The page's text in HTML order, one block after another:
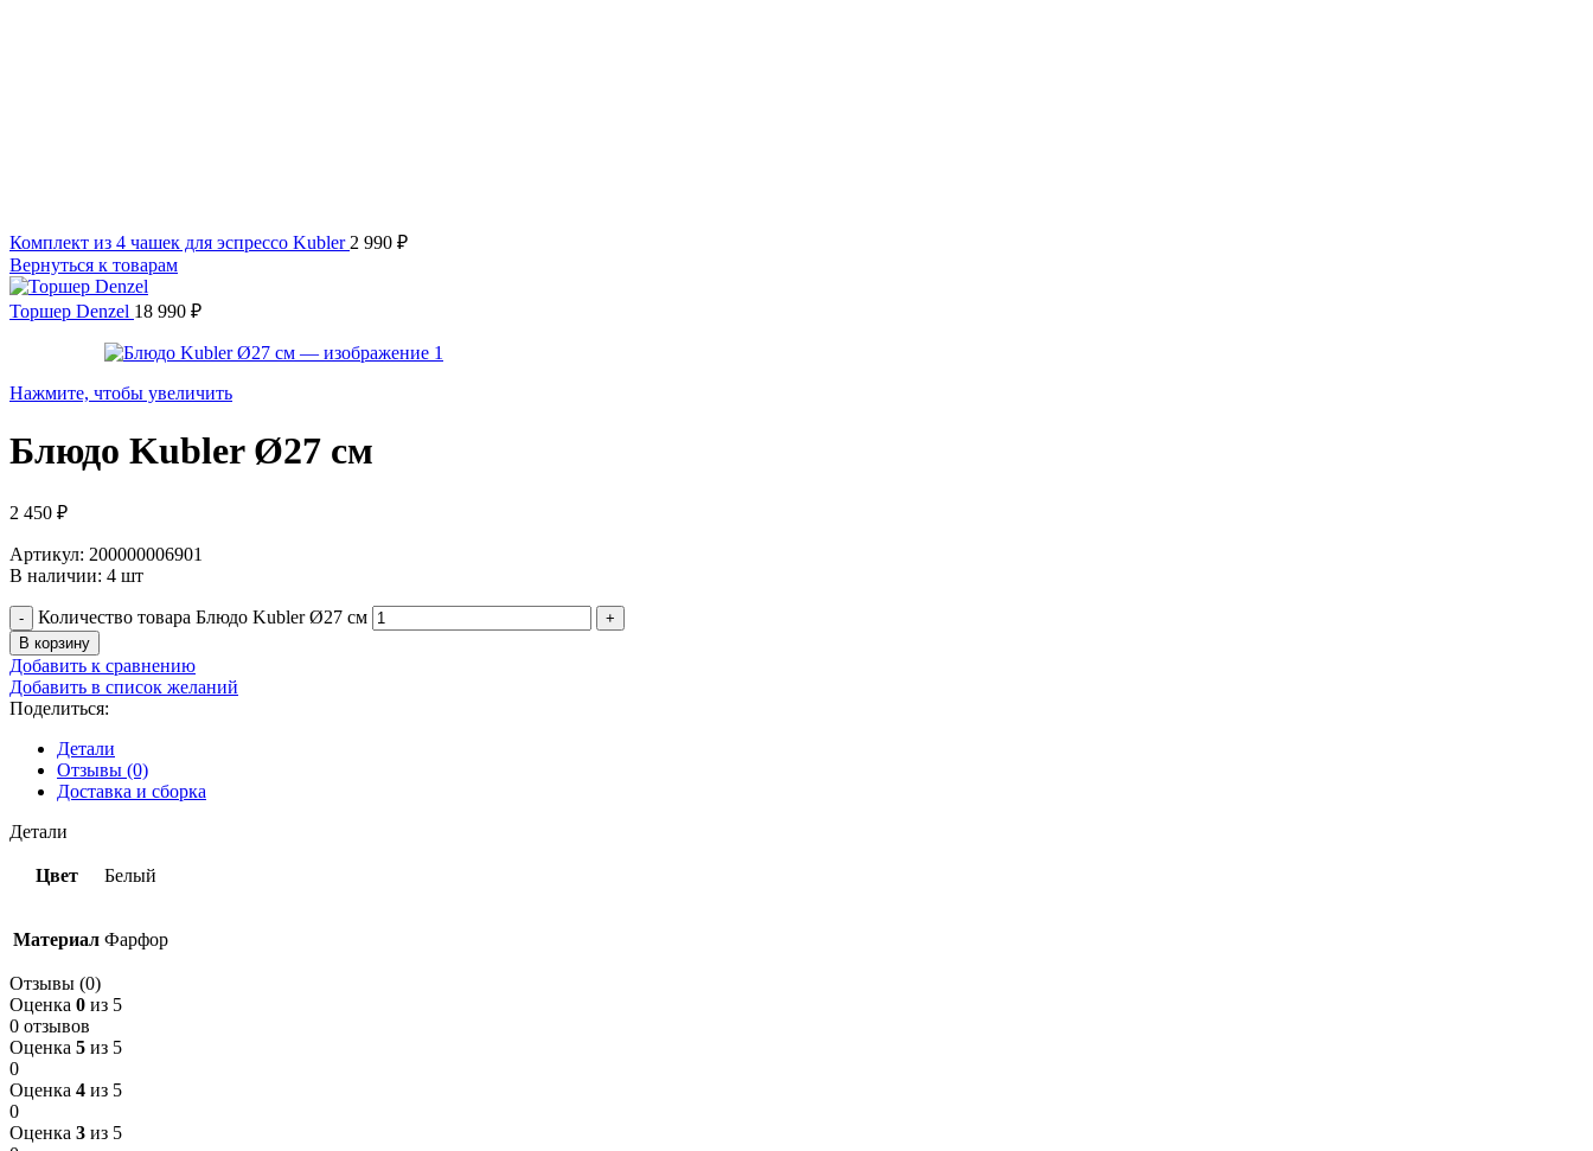
Комплект из 4 чашек для эспрессо Kubler 2 990 ₽
Вернуться к товарам
Торшер Denzel 18 990 ₽
Нажмите, чтобы увеличить
Блюдо Kubler Ø27 см
2 450 ₽
Артикул: 200000006901
В наличии: 4 шт
Количество товара Блюдо Kubler Ø27 см
В корзину
Добавить к сравнению
Добавить в список желаний
Поделиться:
Детали
Отзывы (0)
Доставка и сборка
Детали
Цвет Белый
Материал Фарфор
Отзывы (0)
Оценка 0 из 5
0 отзывов
Оценка 5 из 5
0
Оценка 4 из 5
0
Оценка 3 из 5